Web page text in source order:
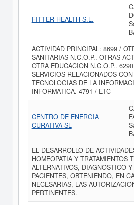
FITTER HEALTH S.L.
ACTIVIDAD PRINCIPAL: 8699 /
SANITARIAS N.C.O.P.. OTRAS
OTRA EDUCACION N.C.O.P..
SERVICIOS RELACIONADOS CON
TECNOLOGIAS DE LA
INFORMATICA. 4791 / ETC
CENTRO DE ENERGIA
CURATIVA SL
EL DESARROLLO DE
HOMEOPATIA Y TRATAMIENTOS
ALTERNATIVOS, DIAGNOSTICO
PACIENTES, OBTENIENDO, EN
NECESARIAS, LAS
PERTINENTES.